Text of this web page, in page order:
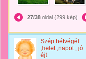
27/38 oldal (299 kép)
Szép hétvégét
,hetet ,napot , jó
éjt